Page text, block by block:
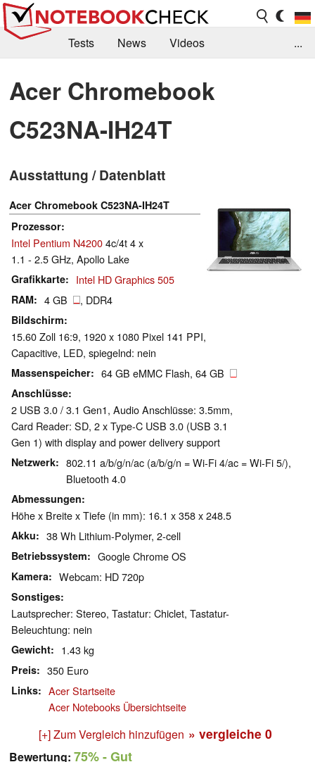
Tests News
Videos
Kaufberatung
Deals Suche
Jobs
Forum
...
Acer Chromebook
C523NA-IH24T
Ausstattung / Datenblatt
Acer Chromebook C523NA-IH24T
Prozessor
Intel Pentium N42004c/4t 4 x
1.1 - 2.5 GHz, Apollo Lake
Grafikkarte Intel HD Graphics 505
RAM 4 GB , DDR4
Bildschirm
15.60 Zoll 16:9, 1920 x 1080 Pixel 141 PPI,
Capacitive, LED, spiegelnd: nein
Massenspeicher 64 GB eMMC Flash, 64 GB
Anschlüsse
2 USB 3.0 / 3.1 Gen1, Audio Anschlüsse: 3.5mm,
Card Reader: SD, 2 x Type-C USB 3.0 (USB 3.1
Gen 1) with display and power delivery support
Netzwerk
802.11 a/b/g/n/ac (a/b/g/n = Wi-Fi 4/ac = Wi-Fi 5/),
Bluetooth 4.0
Abmessungen
Höhe x Breite x Tiefe (in mm): 16.1 x 358 x 248.5
Akku 38 Wh Lithium-Polymer, 2-cell
Betriebssystem Google Chrome OS
Kamera Webcam: HD 720p
Sonstiges
Lautsprecher: Stereo, Tastatur: Chiclet, Tastatur-
Beleuchtung: nein
Gewicht 1.43 kg
Preis 350 Euro
Links
Acer Startseite
Acer Notebooks Übersichtseite
[+] Zum Vergleich hinzufügen » vergleiche 0
Bewertung: 75%- Gut